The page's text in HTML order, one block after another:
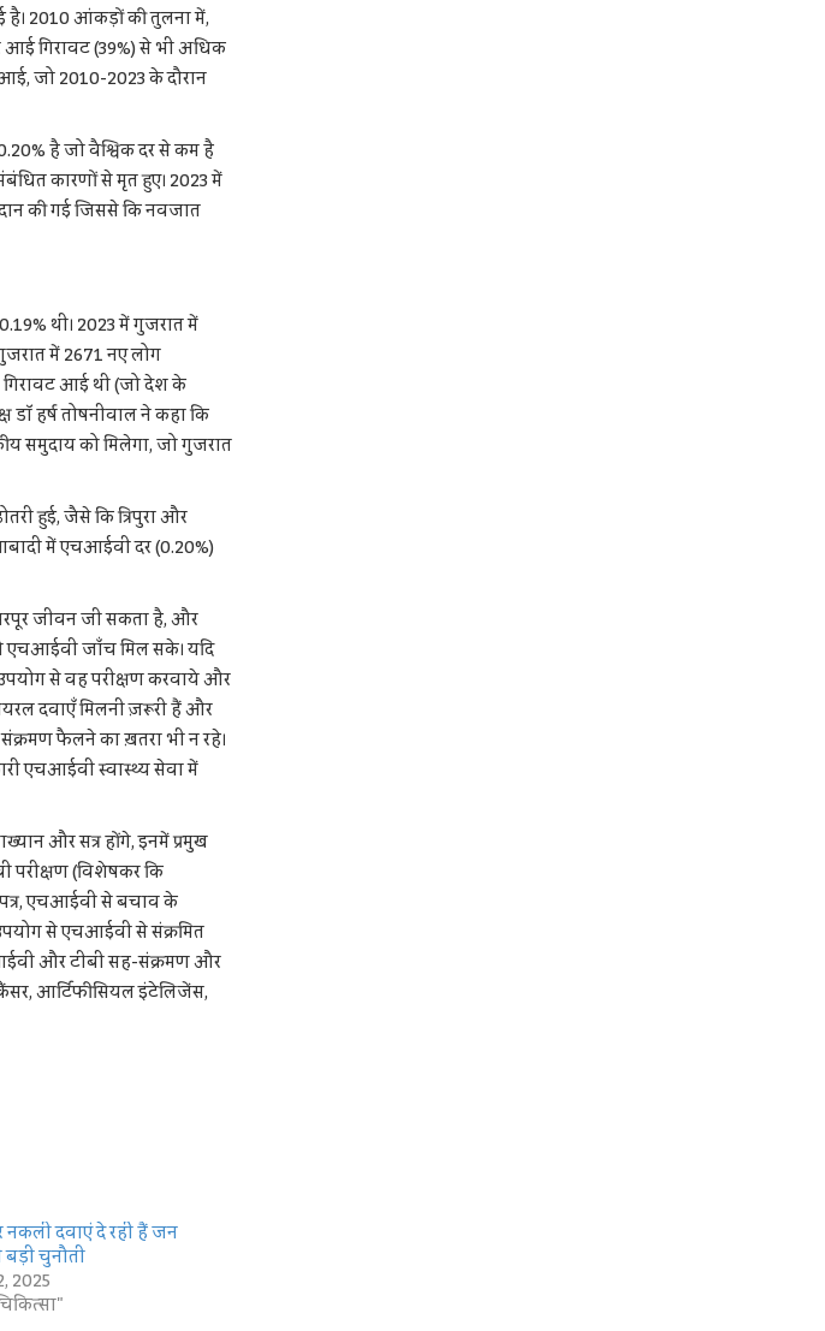
है। 2010 आंकड़ों की तुलना में,
आई गिरावट (39%) से भी अधिक
जो 2010-2023 के दौरान
है जो वैश्विक दर से कम है
कारणों से मृत हुए। 2023 में
की गई जिससे कि नवजात
थी। 2023 में गुजरात में
में 2671 नए लोग
गिरावट आई थी (जो देश के
हर्ष तोषनीवाल ने कहा कि
समुदाय को मिलेगा, जो गुजरात
हुई, जैसे कि त्रिपुरा और
में एचआईवी दर (0.20%)
जीवन जी सकता है, और
एचआईवी जाँच मिल सके। यदि
से वह परीक्षण करवाये और
दवाएँ मिलनी ज़रूरी हैं और
फैलने का ख़तरा भी न रहे।
एचआईवी स्वास्थ्य सेवा में
और सत्र होंगे, इनमें प्रमुख
(विशेषकर कि
एचआईवी से बचाव के
से एचआईवी से संक्रमित
और टीबी सह-संक्रमण और
आर्टिफीसियल इंटेलिजेंस,
दवाएं दे रहीं हैं जन
बड़ी चुनौती
2025